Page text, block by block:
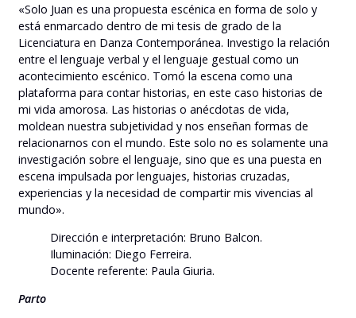
«Solo Juan es una propuesta escénica en forma de solo y
está enmarcado dentro de mi tesis de grado de la
Licenciatura en Danza Contemporánea. Investigo la relación
entre el lenguaje verbal y el lenguaje gestual como un
acontecimiento escénico. Tomó la escena como una
plataforma para contar historias, en este caso historias de
mi vida amorosa. Las historias o anécdotas de vida,
moldean nuestra subjetividad y nos enseñan formas de
relacionarnos con el mundo. Este solo no es solamente una
investigación sobre el lenguaje, sino que es una puesta en
escena impulsada por lenguajes, historias cruzadas,
experiencias y la necesidad de compartir mis vivencias al
mundo».
Dirección e interpretación: Bruno Balcon.
Iluminación: Diego Ferreira.
Docente referente: Paula Giuria.
Parto